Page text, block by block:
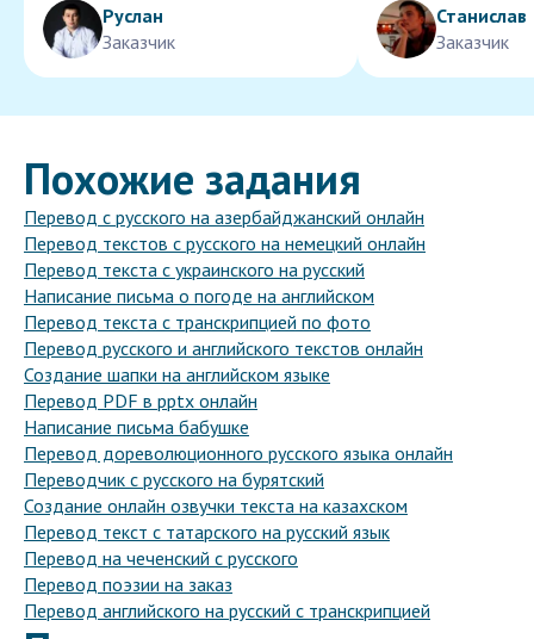
Руслан
Заказчик
Станислав
Заказчик
Похожие задания
Перевод с русского на азербайджанский онлайн
Перевод текстов с русского на немецкий онлайн
Перевод текста с украинского на русский
Написание письма о погоде на английском
Перевод текста с транскрипцией по фото
Перевод русского и английского текстов онлайн
Создание шапки на английском языке
Перевод PDF в pptx онлайн
Написание письма бабушке
Перевод дореволюционного русского языка онлайн
Переводчик с русского на бурятский
Создание онлайн озвучки текста на казахском
Перевод текст с татарского на русский язык
Перевод на чеченский с русского
Перевод поэзии на заказ
Перевод английского на русский с транскрипцией